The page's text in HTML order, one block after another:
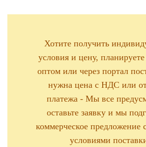
Хотите получить
условия и цену,
оптом или через портал
нужна цена с НДС или
платежа - Мы все
оставьте заявку и мы
коммерческое предложение
условиями